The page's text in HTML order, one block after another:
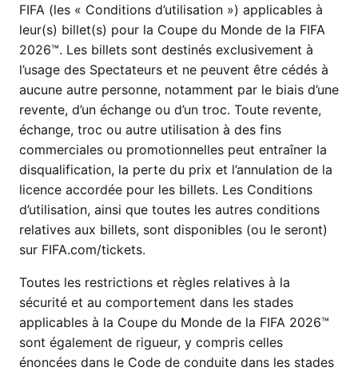
FIFA (les « Conditions d’utilisation ») applicables à
leur(s) billet(s) pour la Coupe du Monde de la FIFA
2026™. Les billets sont destinés exclusivement à
l’usage des Spectateurs et ne peuvent être cédés à
aucune autre personne, notamment par le biais d’une
revente, d’un échange ou d’un troc. Toute revente,
échange, troc ou autre utilisation à des fins
commerciales ou promotionnelles peut entraîner la
disqualification, la perte du prix et l’annulation de la
licence accordée pour les billets. Les Conditions
d’utilisation, ainsi que toutes les autres conditions
relatives aux billets, sont disponibles (ou le seront)
sur FIFA.com/tickets.
Toutes les restrictions et règles relatives à la
sécurité et au comportement dans les stades
applicables à la Coupe du Monde de la FIFA 2026™
sont également de rigueur, y compris celles
énoncées dans le Code de conduite dans les stades